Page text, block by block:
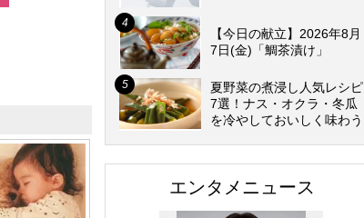
【今日の献立】2026年8月
7日(金)「鯛茶漬け」
夏野菜の煮浸し人気レシピ
7選！ナス・オクラ・冬瓜
を冷やしておいしく味わう
エンタメニュース